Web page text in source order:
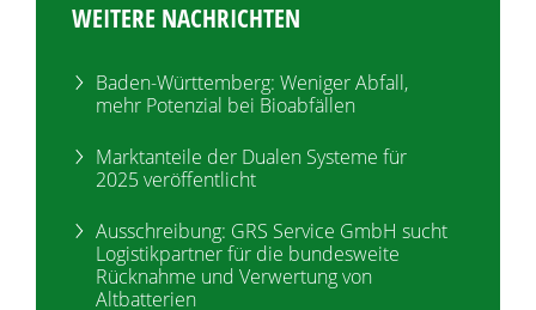
WEITERE NACHRICHTEN
Baden-Württemberg: Weniger Abfall,
mehr Potenzial bei Bioabfällen
Marktanteile der Dualen Systeme für
2025 veröffentlicht
Ausschreibung: GRS Service GmbH sucht
Logistikpartner für die bundesweite
Rücknahme und Verwertung von
Altbatterien